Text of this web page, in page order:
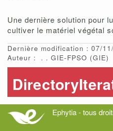
Une dernière solution pour
cultiver le matériel végétal
Dernière modification : 07/
Auteur :
. GIE-FPSO (GIE)
Ephytia - tous